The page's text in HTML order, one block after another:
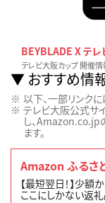
BEYBLADE X テレ
テレビ大阪カップ 開催
おすすめ情
以下、一部リンクに
テレビ大阪公式サ
し、Amazon.co.jp
ます。
Amazon ふるさ
【最短翌日！】少額
ここにしかない返礼